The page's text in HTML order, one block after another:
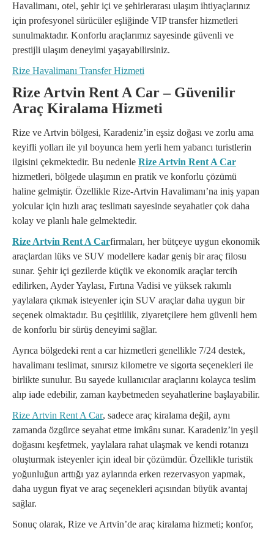
Havalimanı, otel, şehir içi ve şehirlerarası ulaşım ihtiyaçlarınız
için profesyonel sürücüler eşliğinde VIP transfer hizmetleri
sunulmaktadır. Konforlu araçlarımız sayesinde güvenli ve
prestijli ulaşım deneyimi yaşayabilirsiniz.
Rize Havalimanı Transfer Hizmeti
Rize Artvin Rent A Car – Güvenilir
Araç Kiralama Hizmeti
Rize ve Artvin bölgesi, Karadeniz’in eşsiz doğası ve zorlu ama
keyifli yolları ile yıl boyunca hem yerli hem yabancı turistlerin
ilgisini çekmektedir. Bu nedenle Rize Artvin Rent A Car
hizmetleri, bölgede ulaşımın en pratik ve konforlu çözümü
haline gelmiştir. Özellikle Rize-Artvin Havalimanı’na iniş yapan
yolcular için hızlı araç teslimatı sayesinde seyahatler çok daha
kolay ve planlı hale gelmektedir.
Rize Artvin Rent A Carfirmaları, her bütçeye uygun ekonomik
araçlardan lüks ve SUV modellere kadar geniş bir araç filosu
sunar. Şehir içi gezilerde küçük ve ekonomik araçlar tercih
edilirken, Ayder Yaylası, Fırtına Vadisi ve yüksek rakımlı
yaylalara çıkmak isteyenler için SUV araçlar daha uygun bir
seçenek olmaktadır. Bu çeşitlilik, ziyaretçilere hem güvenli hem
de konforlu bir sürüş deneyimi sağlar.
Ayrıca bölgedeki rent a car hizmetleri genellikle 7/24 destek,
havalimanı teslimat, sınırsız kilometre ve sigorta seçenekleri ile
birlikte sunulur. Bu sayede kullanıcılar araçlarını kolayca teslim
alıp iade edebilir, zaman kaybetmeden seyahatlerine başlayabilir.
Rize Artvin Rent A Car, sadece araç kiralama değil, aynı
zamanda özgürce seyahat etme imkânı sunar. Karadeniz’in yeşil
doğasını keşfetmek, yaylalara rahat ulaşmak ve kendi rotanızı
oluşturmak isteyenler için ideal bir çözümdür. Özellikle turistik
yoğunluğun arttığı yaz aylarında erken rezervasyon yapmak,
daha uygun fiyat ve araç seçenekleri açısından büyük avantaj
sağlar.
Sonuç olarak, Rize ve Artvin’de araç kiralama hizmeti; konfor,